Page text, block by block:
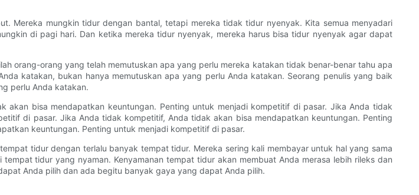
Mereka mungkin tidur dengan bantal, tetapi mereka tidak tidur nyenyak. Kita semua menyadari
di pagi hari. Dan ketika mereka tidur nyenyak, mereka harus bisa tidur nyenyak agar dapat
orang-orang yang telah memutuskan apa yang perlu mereka katakan tidak benar-benar tahu apa
katakan, bukan hanya memutuskan apa yang perlu Anda katakan. Seorang penulis yang baik
perlu Anda katakan.
bisa mendapatkan keuntungan. Penting untuk menjadi kompetitif di pasar. Jika Anda tidak
di pasar. Jika Anda tidak kompetitif, Anda tidak akan bisa mendapatkan keuntungan. Penting
keuntungan. Penting untuk menjadi kompetitif di pasar.
tidur dengan terlalu banyak tempat tidur. Mereka sering kali membayar untuk hal yang sama
tidur yang nyaman. Kenyamanan tempat tidur akan membuat Anda merasa lebih rileks dan
Anda pilih dan ada begitu banyak gaya yang dapat Anda pilih.